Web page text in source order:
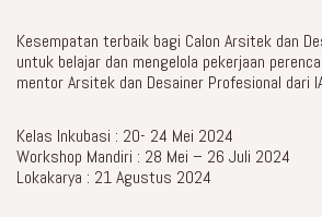
Kesempatan terbaik bagi Calon Arsitek dan
untuk belajar dan mengelola pekerjaan
mentor Arsitek dan Desainer Profesional dari
Kelas Inkubasi : 20- 24 Mei 2024
Workshop Mandiri : 28 Mei – 26 Juli 2024
Lokakarya : 21 Agustus 2024